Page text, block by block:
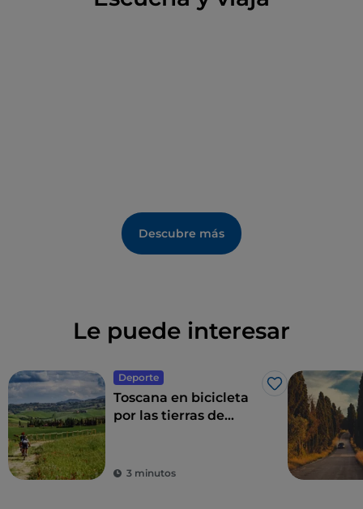
Descubre más
Le puede interesar
Deporte
Me gusta
Toscana en bicicleta
por las tierras de
3 minutos